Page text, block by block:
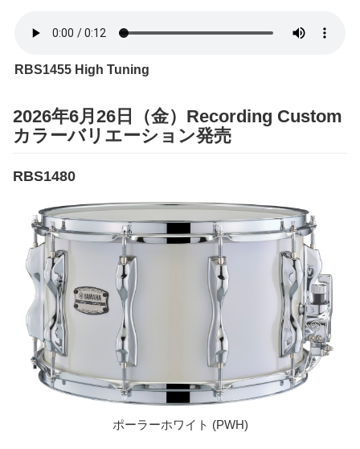
RBS1455 High Tuning
2026年6月26日（金）Recording Custom
カラーバリエーション発売
RBS1480
ポーラーホワイト (PWH)